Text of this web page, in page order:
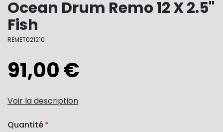
Ocean Drum Remo 12 X 2.5"
Fish
REMET021210
91,00 €
Voir la description
Quantité